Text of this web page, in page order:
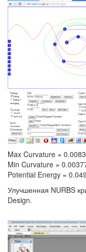
Max Curvature =
Min Curvature =
Potential Energy =
Улучшенная NURBS
Design.